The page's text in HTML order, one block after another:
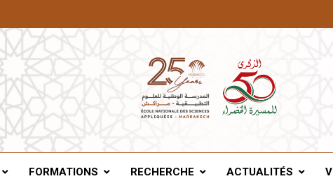
ENSA De Marrakech
FORMATIONS RECHERCHE ACTUALITÉS